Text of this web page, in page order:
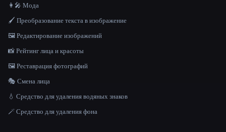
👩‍🎤 Мода
🖌️ Преобразование текста в изображение
🖼️ Редактирование изображений
📸 Рейтинг лица и красоты
🖼️ Реставрация фотографий
🎭 Смена лица
💧 Средство для удаления водяных знаков
🪄 Средство для удаления фона